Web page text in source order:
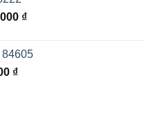
₫.
2.376.000 ₫.
₫.
₫Giá
là:
₫Giá